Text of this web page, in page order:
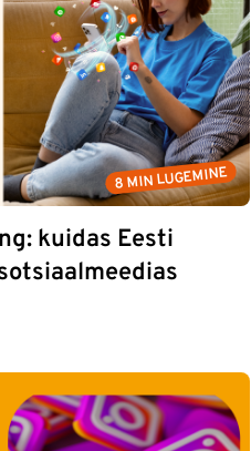
8 MIN LUGEMINE
kuidas Eesti